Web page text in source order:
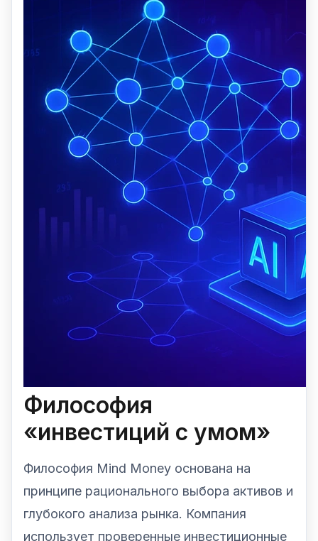
Философия
«инвестиций с умом»
Философия Mind Money основана на
принципе рационального выбора активов и
глубокого анализа рынка. Компания
использует проверенные инвестиционные